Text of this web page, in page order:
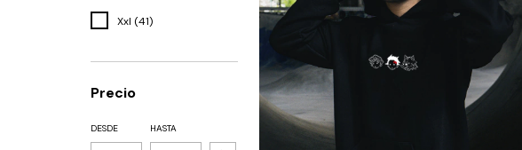
Xxl (41)
Precio
DESDE HASTA